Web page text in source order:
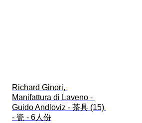
Richard Ginori,
Manifattura di Laveno -
Guido Andloviz - 茶具 (15)
- 瓷 - 6人份